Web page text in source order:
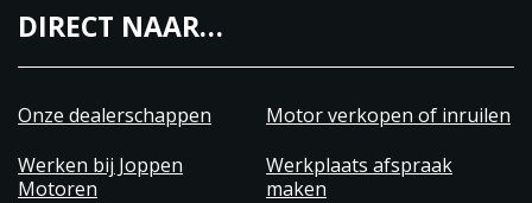
Halcyon Black
Signals Desert Sand
Specificaties motorfiets
DIRECT NAAR…
Onze dealerschappen
Motor verkopen of inruilen
Werken bij Joppen
Motoren
Werkplaats afspraak
maken